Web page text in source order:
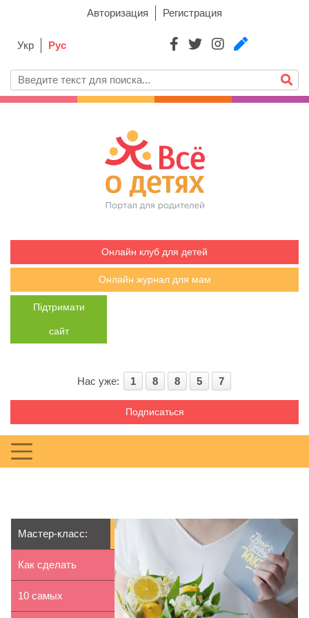
Авторизация Регистрация
Укр Рус
Онлайн клуб для детей
Онлайн журнал для мам
Підтримати
сайт
Нас уже: 1 8 8 5 7
Подписаться
Мастер-класс:
букет с лимонами
Как сделать
полку-невидимку
10 самых